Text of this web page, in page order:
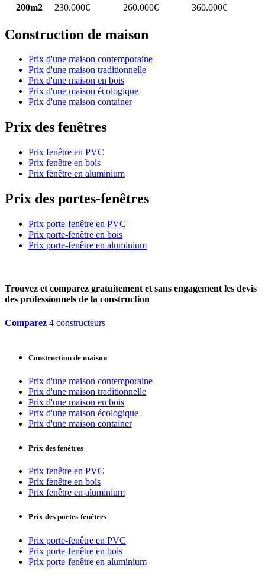
200m2
230.000€ 260.000€ 360.000€
Construction de maison
Prix d'une maison contemporaine
Prix d'une maison traditionnelle
Prix d'une maison en bois
Prix d'une maison écologique
Prix d'une maison container
Prix des fenêtres
Prix fenêtre en PVC
Prix fenêtre en bois
Prix fenêtre en aluminium
Prix des portes-fenêtres
Prix porte-fenêtre en PVC
Prix porte-fenêtre en bois
Prix porte-fenêtre en aluminium
Trouvez et comparez gratuitement et sans engagement les devis
des professionnels de la construction
Comparez 4 constructeurs
Construction de maison
Prix d'une maison contemporaine
Prix d'une maison traditionnelle
Prix d'une maison en bois
Prix d'une maison écologique
Prix d'une maison container
Prix des fenêtres
Prix fenêtre en PVC
Prix fenêtre en bois
Prix fenêtre en aluminium
Prix des portes-fenêtres
Prix porte-fenêtre en PVC
Prix porte-fenêtre en bois
Prix porte-fenêtre en aluminium